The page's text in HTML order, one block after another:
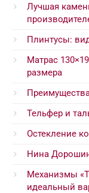
Лучшая
Плинтусы:
Матрас
размера
Тельфер и
Остекление
Нина
Механизмы
идеальный